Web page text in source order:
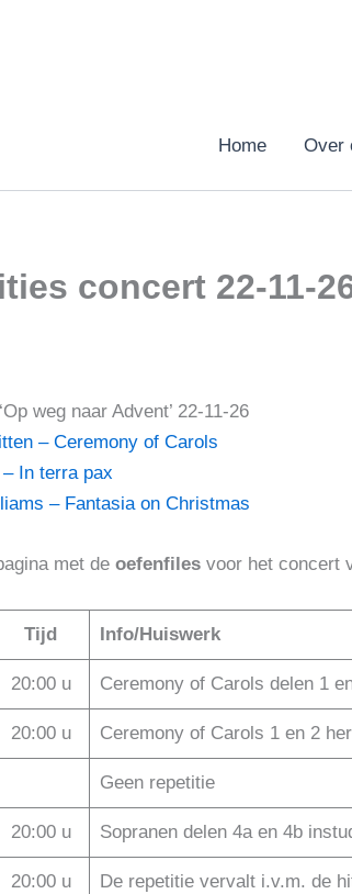
Home
Over
concert 22-11-
weg naar Advent’ 22-11-26
– Ceremony of Carols
In terra pax
– Fantasia on Christmas
met de oefenfiles voor het concert
Tijd Info/Huiswerk
20:00 u Ceremony of Carols delen 1
20:00 u Ceremony of Carols 1 en 2
Geen repetitie
20:00 u Sopranen delen 4a en 4b
20:00 u De repetitie vervalt i.v.m. de